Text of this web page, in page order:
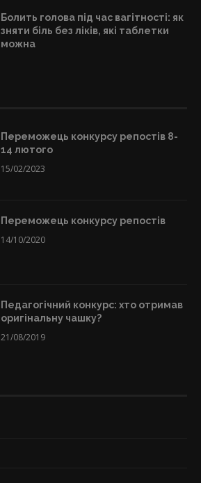
Болить голова під час вагітності: як
зняти біль без ліків, які таблетки
можна
Переможець конкурсу репостів 8-
14 лютого
15/02/2023
Переможець конкурсу репостів
14/10/2020
Педагогічний конкурс: хто отримав
оригінальну чашку?
21/08/2019